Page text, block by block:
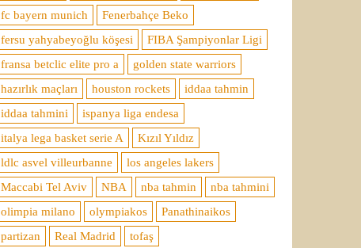
fc bayern munich
Fenerbahçe Beko
fersu yahyabeyoğlu köşesi
FIBA Şampiyonlar Ligi
fransa betclic elite pro a
golden state warriors
hazırlık maçları
houston rockets
iddaa tahmin
iddaa tahmini
ispanya liga endesa
italya lega basket serie A
Kızıl Yıldız
ldlc asvel villeurbanne
los angeles lakers
Maccabi Tel Aviv
NBA nba tahmin
nba tahmini
olimpia milano
olympiakos
Panathinaikos
partizan
Real Madrid tofaş